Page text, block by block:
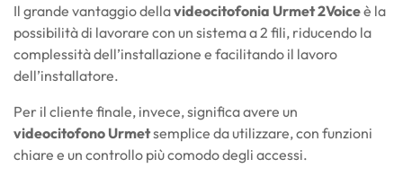
Il grande vantaggio dellavideocitofonia Urmet 2Voiceè la
possibilità di lavorare con un sistema a 2 fili, riducendo la
complessità dell’installazione e facilitando il lavoro
dell’installatore.
Per il cliente finale, invece, significa avere un
videocitofono Urmetsemplice da utilizzare, con funzioni
chiare e un controllo più comodo degli accessi.